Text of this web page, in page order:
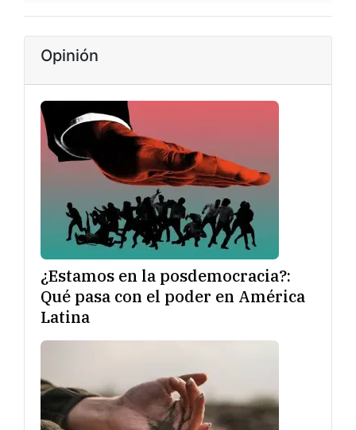
Opinión
¿Estamos en la posdemocracia?:
Qué pasa con el poder en América
Latina